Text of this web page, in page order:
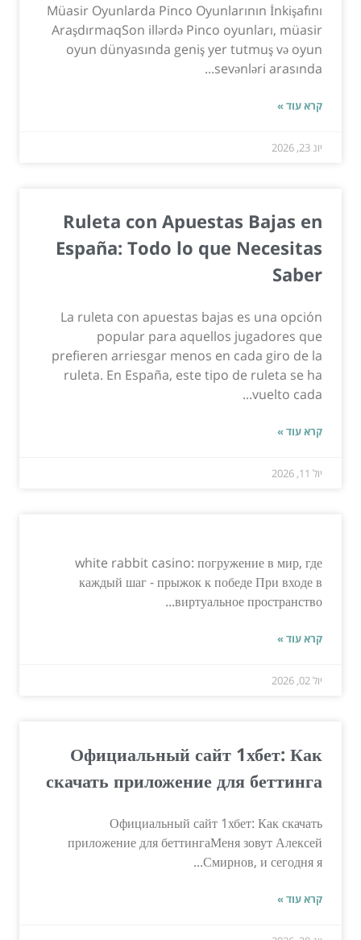
Müasir Oyunlarda Pinco Oyunlarının İnkişafını
AraşdırmaqSon illərdə Pinco oyunları, müasir
oyun dünyasında geniş yer tutmuş və oyun
sevənləri arasında...
קרא עוד »
יונ 23, 2026
Ruleta con Apuestas Bajas en
España: Todo lo que Necesitas
Saber
La ruleta con apuestas bajas es una opción
popular para aquellos jugadores que
prefieren arriesgar menos en cada giro de la
ruleta. En España, este tipo de ruleta se ha
vuelto cada...
קרא עוד »
יול 11, 2026
white rabbit casino: погружение в мир, где
каждый шаг - прыжок к победе При входе в
виртуальное пространство...
קרא עוד »
יול 02, 2026
Официальный сайт 1хбет: Как
скачать приложение для беттинга
Официальный сайт 1хбет: Как скачать
приложение для беттингаМеня зовут Алексей
Смирнов, и сегодня я...
קרא עוד »